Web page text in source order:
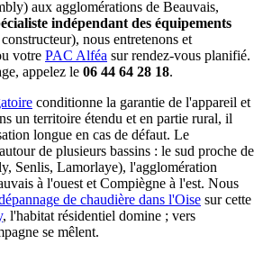
aux agglomérations de Beauvais,
indépendant des équipements
nous entretenons et
votre PAC Alféa sur rendez-vous planifié.
appelez le 06 44 64 28 18.
conditionne la garantie de l'appareil et
un territoire étendu et en partie rural, il
longue en cas de défaut. Le
de plusieurs bassins : le sud proche de
Senlis, Lamorlaye), l'agglomération
à l'ouest et Compiègne à l'est. Nous
de chaudière dans l'Oise sur cette
, l'habitat résidentiel domine ; vers
se mêlent.